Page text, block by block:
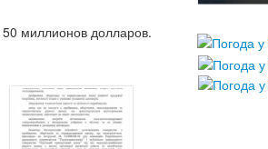
миллионов долларов.